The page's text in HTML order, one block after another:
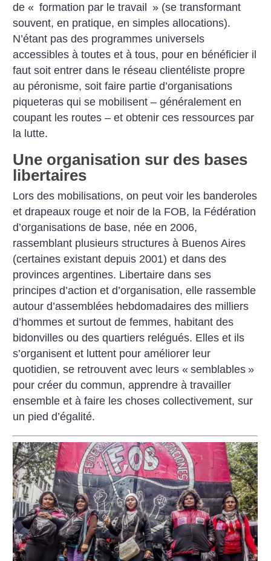
de « formation par le travail » (se transformant
souvent, en pratique, en simples allocations).
N’étant pas des programmes universels
accessibles à toutes et à tous, pour en bénéficier il
faut soit entrer dans le réseau clientéliste propre
au péronisme, soit faire partie d’organisations
piqueteras qui se mobilisent – généralement en
coupant les routes – et obtenir ces ressources par
la lutte.
Une organisation sur des bases
libertaires
Lors des mobilisations, on peut voir les banderoles
et drapeaux rouge et noir de la FOB, la Fédération
d’organisations de base, née en 2006,
rassemblant plusieurs structures à Buenos Aires
(certaines existant depuis 2001) et dans des
provinces argentines. Libertaire dans ses
principes d’action et d’organisation, elle rassemble
autour d’assemblées hebdomadaires des milliers
d’hommes et surtout de femmes, habitant des
bidonvilles ou des quartiers relégués. Elles et ils
s’organisent et luttent pour améliorer leur
quotidien, se retrouvent avec leurs « semblables »
pour créer du commun, apprendre à travailler
ensemble et à faire les choses collectivement, sur
un pied d’égalité.